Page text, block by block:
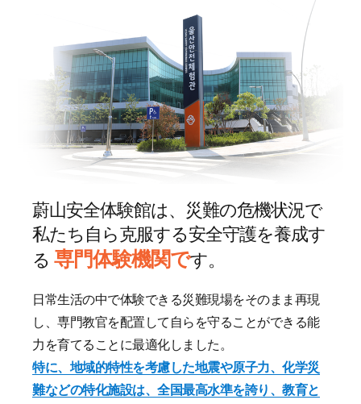
蔚山安全体験館は、災難の危機状況で
私たち自ら克服する安全守護を養成す
る専門体験機関です。
日常生活の中で体験できる災難現場をそのまま再現
し、専門教官を配置して自らを守ることができる能
力を育てることに最適化しました。
特に、地域的特性を考慮した地震や原子力、化学災
難などの特化施設は、全国最高水準を誇り、教育と